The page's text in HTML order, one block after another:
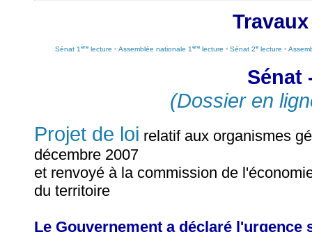
Sénat 1ère lecture -Assemblée nationale 1ère lecture -Sénat 2e lecture -
Sénat
(Dossier en
Projet de loi relatif aux organismes
décembre 2007
et renvoyé à la commission de
du territoire
Le Gouvernement a déclaré l'urgence